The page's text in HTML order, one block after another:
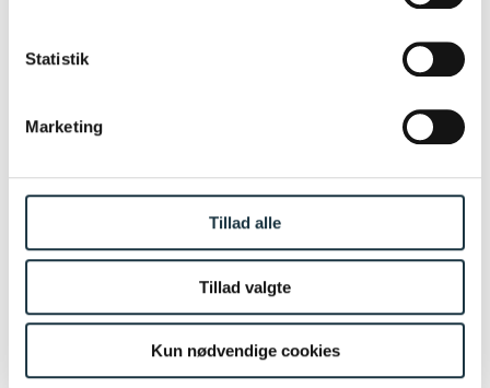
Læs mere om vores behandling af personoplysninger
Statistik
Marketing
Tillad alle
Tillad valgte
Kun nødvendige cookies
”ALT SKAL IKKE NØDVENDIGVIS
SKE I 30’ERNE”
Louise har ikke levet et liv i overhalingsbanen, men der
har været tryk på. Hun har dog altid været bevidst om at
finde en balance, der kunne passe familien. Da huset var